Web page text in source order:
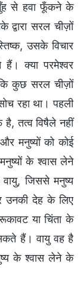
मुँह से हवा फूँकने के
सरल चीज़ों
उसके विचार
हैं। क्या परमेश्वर
कुछ सरल चीज़ों
रहा था। पहली
तत्व विषैले नहीं
मनुष्यों को कोई
के श्वास लेने
वायु, जिससे मनुष्य
उनकी देह के लिए
या चिंता के
हैं। वायु वह है
के श्वास लेने के